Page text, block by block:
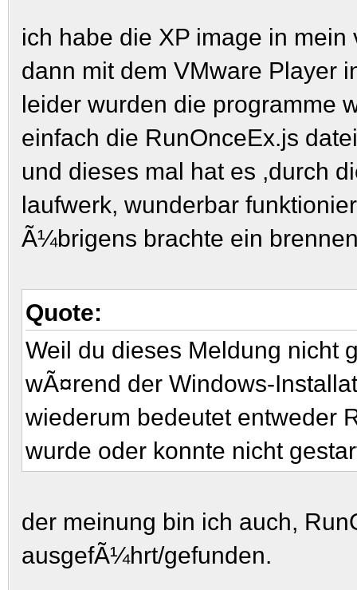
ich habe die XP image in
dann mit dem VMware Player
leider wurden die programme
einfach die RunOnceEx.js
und dieses mal hat es ,durch
laufwerk, wunderbar
Ã¼brigens brachte ein
Quote:
Weil du dieses Meldung nicht
wÃ¤rend der Windows-
wiederum bedeutet entweder
wurde oder konnte nicht
der meinung bin ich auch,
ausgefÃ¼hrt/gefunden.